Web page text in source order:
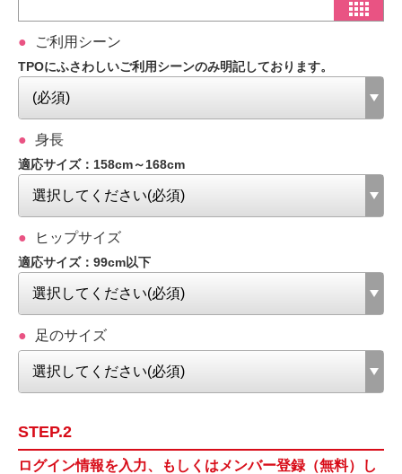
ご利用シーン
TPOにふさわしいご利用シーンのみ明記しております。
身長
適応サイズ：158cm～168cm
ヒップサイズ
適応サイズ：99cm以下
足のサイズ
STEP.2
ログイン情報を入力、もしくはメンバー登録（無料）し